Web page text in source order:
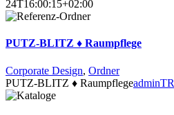
24T16:00:15+02:00
PUTZ-BLITZ ♦ Raumpflege
Corporate Design, Ordner
PUTZ-BLITZ ♦ RaumpflegeadminTR